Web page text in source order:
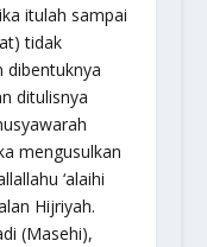
itulah sampai
tidak
dibentuknya
ditulisnya
mengusulkan
‘alaihi
Hijriyah.
(Masehi),